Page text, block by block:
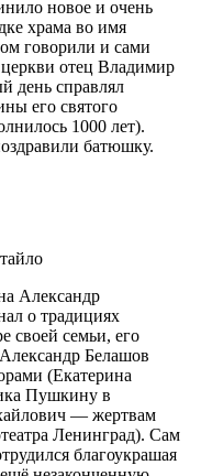
новое и очень
храма во имя
говорили и сами
отец Владимир
день справлял
его святого
1000 лет).
батюшку.
Александр
о традициях
своей семьи, его
Белашов
(Екатерина
Пушкину в
— жертвам
Ленинград). Сам
благоукрашая